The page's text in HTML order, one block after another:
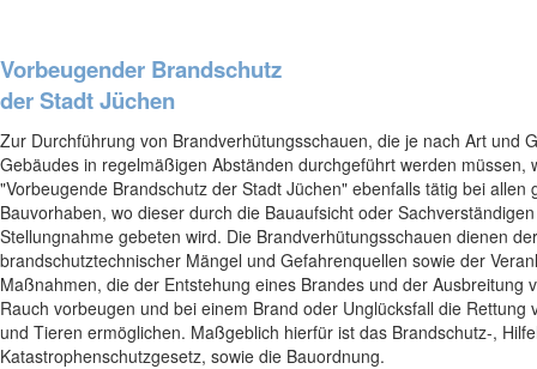
Vorbeugender Brandschutz
der Stadt Jüchen
Zur Durchführung von Brandverhütungsschauen, die je nach Art und
Gebäudes in regelmäßigen Abständen durchgeführt werden müssen,
"Vorbeugende Brandschutz der Stadt Jüchen" ebenfalls tätig bei allen
Bauvorhaben, wo dieser durch die Bauaufsicht oder
Stellungnahme gebeten wird. Die Brandverhütungsschauen dienen
brandschutztechnischer Mängel und Gefahrenquellen sowie der
Maßnahmen, die der Entstehung eines Brandes und der Ausbreitung
Rauch vorbeugen und bei einem Brand oder Unglücksfall die Rettung
und Tieren ermöglichen. Maßgeblich hierfür ist das Brandschutz-,
Katastrophenschutzgesetz, sowie die Bauordnung.